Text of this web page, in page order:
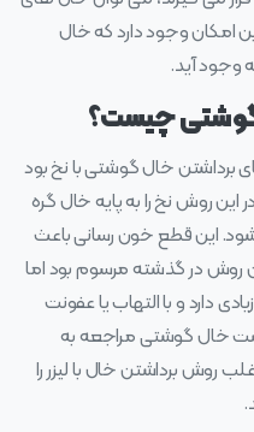
امکان وجود دارد که خال
وجود آید.
گوشتی چیست؟
برداشتن خال گوشتی با نخ بود
این روش نخ را به پایه خال گره
این قطع خون‌ رسانی باعث
در گذشته مرسوم بود اما
دارد و با التهاب یا عفونت
خال گوشتی مراجعه به
برداشتن‌ خال با لیزر را